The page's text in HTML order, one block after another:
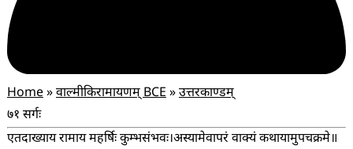
Home»वाल्मीकिरामायणम् BCE»उत्तरकाण्डम्
७१ सर्गः
एतदाख्याय रामाय महर्षिः कुम्भसंभवः।अस्यामेवापरं वाक्यं कथायामुपचक्रमे॥